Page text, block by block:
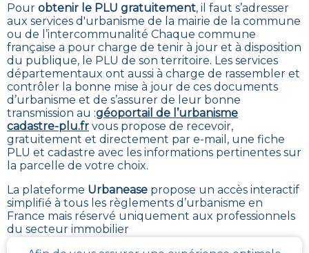
Pour obtenir le PLU gratuitement, il faut s’adresser
aux services d'urbanisme de la mairie de la commune
ou de l’intercommunalité Chaque commune
française a pour charge de tenir à jour et à disposition
du publique, le PLU de son territoire. Les services
départementaux ont aussi à charge de rassembler et
contrôler la bonne mise à jour de ces documents
d’urbanisme et de s’assurer de leur bonne
transmission au :géoportail de l’urbanisme
cadastre-plu.fr vous propose de recevoir,
gratuitement et directement par e-mail, une fiche
PLU et cadastre avec les informations pertinentes sur
la parcelle de votre choix.
La plateforme Urbanease propose un accès interactif
simplifié à tous les règlements d’urbanisme en
France mais réservé uniquement aux professionnels
du secteur immobilier